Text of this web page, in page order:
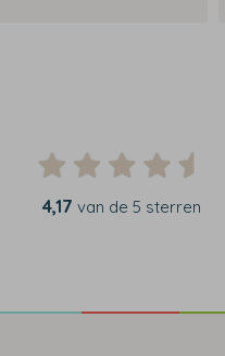
4,17 van de 5 sterren